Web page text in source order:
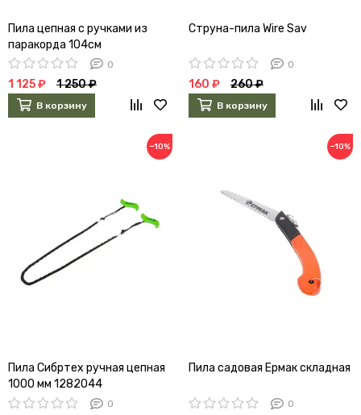
Пила цепная с ручками из
паракорда 104см
0
1 125 ₽ 1 250 ₽
В корзину
Струна-пила Wire Sav
0
160 ₽ 260 ₽
В корзину
−10%
Пила Сибртех ручная цепная
1000 мм 1282044
0
−10%
Пила садовая Ермак складная
0